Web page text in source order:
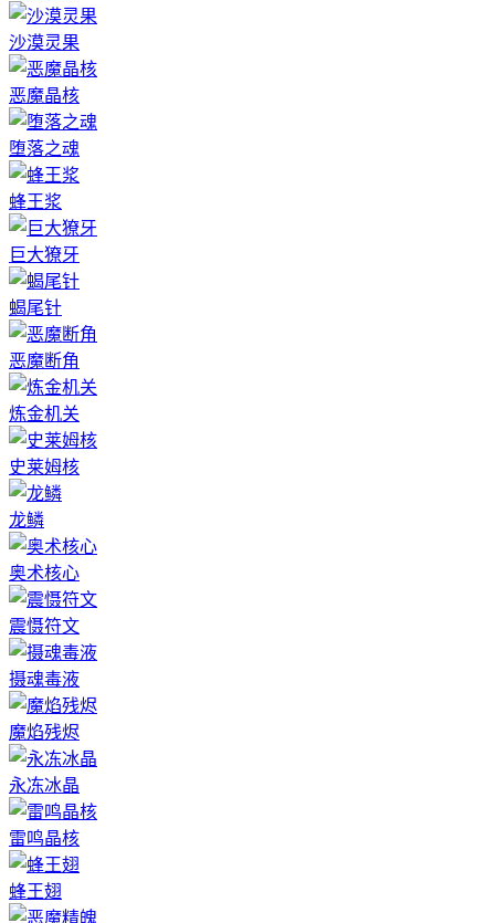
沙漠灵果
恶魔晶核
堕落之魂
蜂王浆
巨大獠牙
蝎尾针
恶魔断角
炼金机关
史莱姆核
龙鳞
奥术核心
震慑符文
摄魂毒液
魔焰残烬
永冻冰晶
雷鸣晶核
蜂王翅